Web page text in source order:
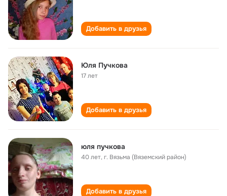
Добавить в друзья
Юля Пучкова
17 лет
Добавить в друзья
юля пучкова
40 лет,г. Вязьма (Вяземский район)
Добавить в друзья